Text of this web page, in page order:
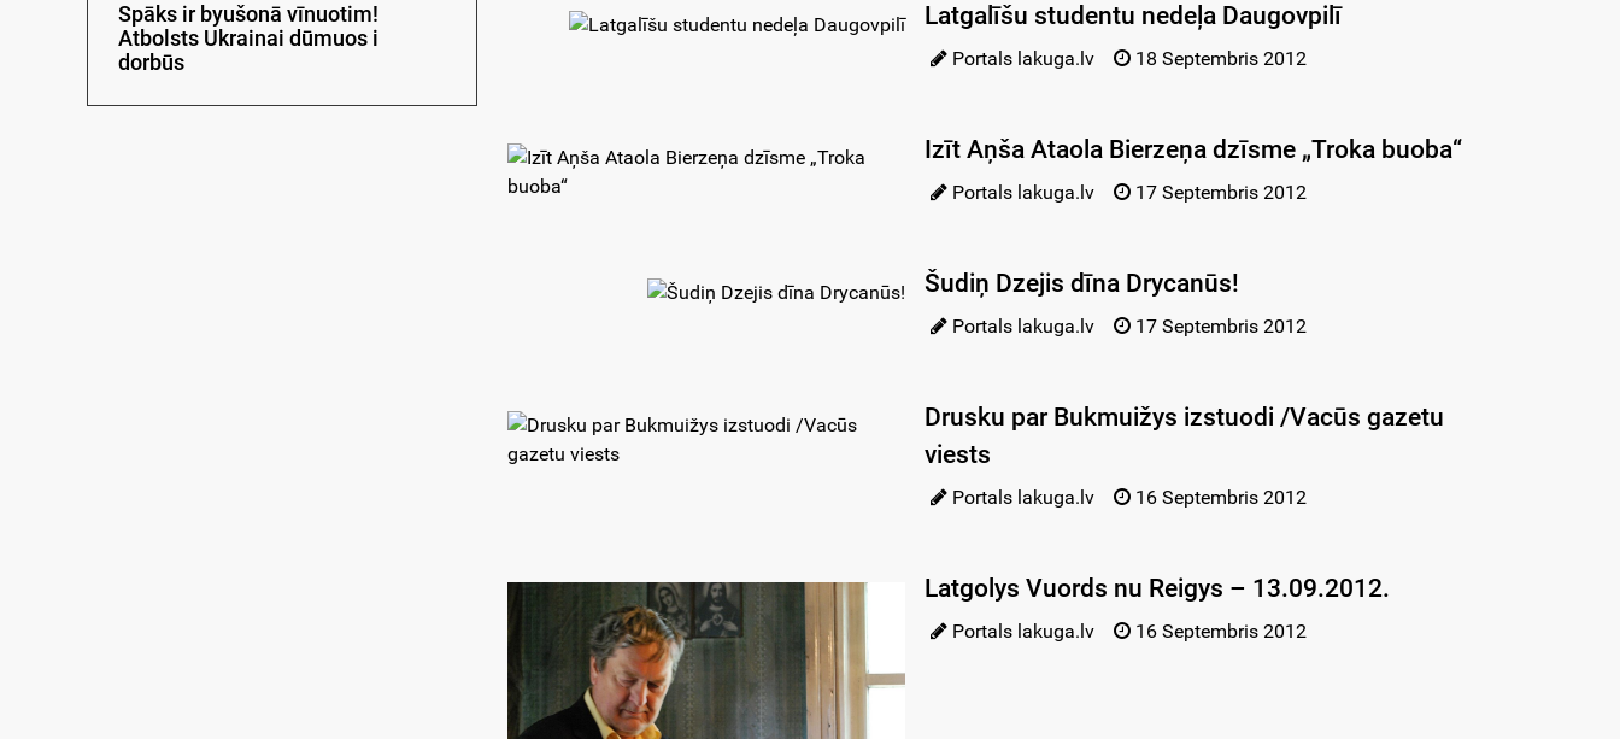
Spāks ir byušonā vīnuotim!
Atbolsts Ukrainai dūmuos i
dorbūs
Latgalīšu studentu nedeļa Daugovpilī
Portals lakuga.lv 18 Septembris 2012
Izīt Aņša Ataola Bierzeņa dzīsme „Troka buoba“
Portals lakuga.lv 17 Septembris 2012
Šudiņ Dzejis dīna Drycanūs!
Portals lakuga.lv 17 Septembris 2012
Drusku par Bukmuižys izstuodi /Vacūs gazetu
viests
Portals lakuga.lv 16 Septembris 2012
Latgolys Vuords nu Reigys – 13.09.2012.
Portals lakuga.lv 16 Septembris 2012